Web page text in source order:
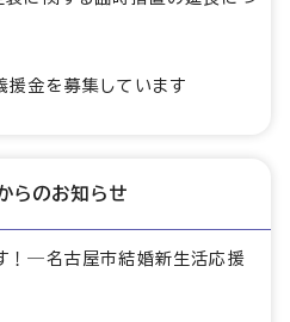
金を募集しています
らのお知らせ
！―名古屋市結婚新生活応援